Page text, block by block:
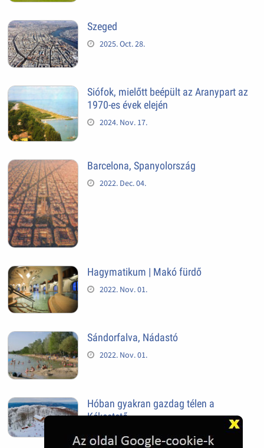
Szeged
2025. Oct. 28.
Siófok, mielőtt beépült az Aranypart az
1970-es évek elején
2024. Nov. 17.
Barcelona, Spanyolország
2022. Dec. 04.
Hagymatikum | Makó fürdő
2022. Nov. 01.
Sándorfalva, Nádastó
2022. Nov. 01.
Hóban gyakran gazdag télen a
Kékestető
2022. Nov. 01.